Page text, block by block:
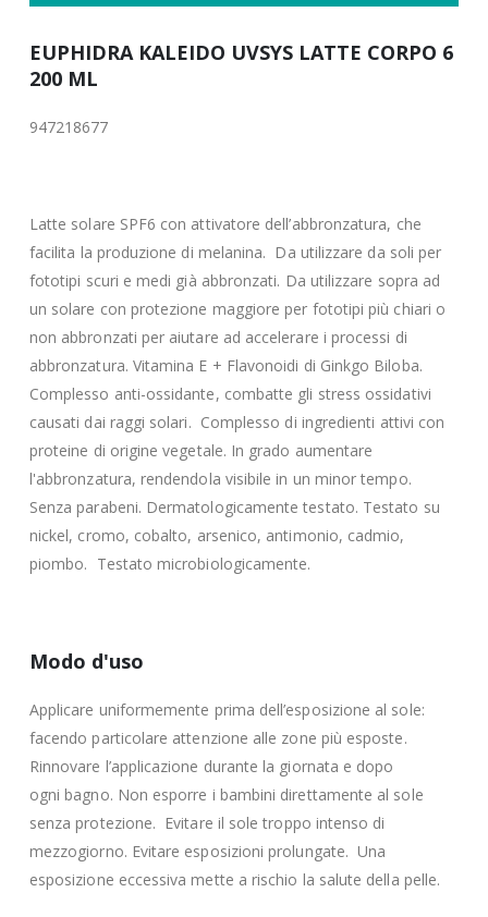
EUPHIDRA KALEIDO UVSYS LATTE CORPO 6
200 ML
947218677
Latte solare SPF6 con attivatore dell’abbronzatura, che
facilita la produzione di melanina. Da utilizzare da soli per
fototipi scuri e medi già abbronzati. Da utilizzare sopra ad
un solare con protezione maggiore per fototipi più chiari o
non abbronzati per aiutare ad accelerare i processi di
abbronzatura. Vitamina E + Flavonoidi di Ginkgo Biloba.
Complesso anti-ossidante, combatte gli stress ossidativi
causati dai raggi solari. Complesso di ingredienti attivi con
proteine di origine vegetale. In grado aumentare
l'abbronzatura, rendendola visibile in un minor tempo.
Senza parabeni. Dermatologicamente testato. Testato su
nickel, cromo, cobalto, arsenico, antimonio, cadmio,
piombo. Testato microbiologicamente.
Modo d'uso
Applicare uniformemente prima dell’esposizione al sole:
facendo particolare attenzione alle zone più esposte.
Rinnovare l’applicazione durante la giornata e dopo
ogni bagno. Non esporre i bambini direttamente al sole
senza protezione. Evitare il sole troppo intenso di
mezzogiorno. Evitare esposizioni prolungate. Una
esposizione eccessiva mette a rischio la salute della pelle.